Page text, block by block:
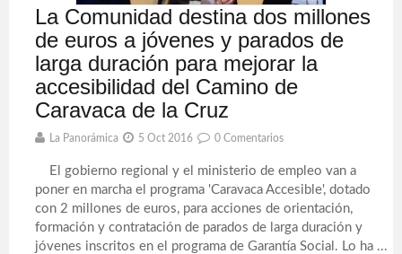
La Comunidad destina dos millones
de euros a jóvenes y parados de
larga duración para mejorar la
accesibilidad del Camino de
Caravaca de la Cruz
La Panorámica 5 Oct 2016 0 Comentarios
El gobierno regional y el ministerio de empleo van a
poner en marcha el programa 'Caravaca Accesible', dotado
con 2 millones de euros, para acciones de orientación,
formación y contratación de parados de larga duración y
jóvenes inscritos en el programa de Garantía Social. Lo ha ...